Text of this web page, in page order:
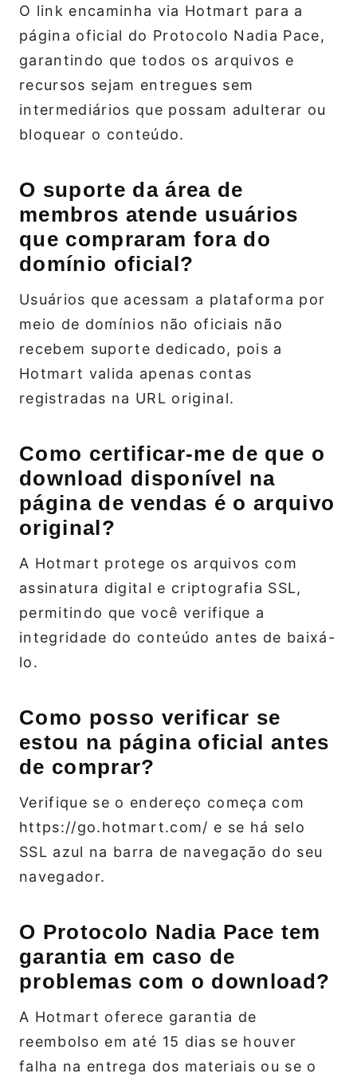
O link encaminha via Hotmart para a
página oficial do Protocolo Nadia Pace,
garantindo que todos os arquivos e
recursos sejam entregues sem
intermediários que possam adulterar ou
bloquear o conteúdo.
O suporte da área de
membros atende usuários
que compraram fora do
domínio oficial?
Usuários que acessam a plataforma por
meio de domínios não oficiais não
recebem suporte dedicado, pois a
Hotmart valida apenas contas
registradas na URL original.
Como certificar-me de que o
download disponível na
página de vendas é o arquivo
original?
A Hotmart protege os arquivos com
assinatura digital e criptografia SSL,
permitindo que você verifique a
integridade do conteúdo antes de baixá-
lo.
Como posso verificar se
estou na página oficial antes
de comprar?
Verifique se o endereço começa com
https://go.hotmart.com/ e se há selo
SSL azul na barra de navegação do seu
navegador.
O Protocolo Nadia Pace tem
garantia em caso de
problemas com o download?
A Hotmart oferece garantia de
reembolso em até 15 dias se houver
falha na entrega dos materiais ou se o